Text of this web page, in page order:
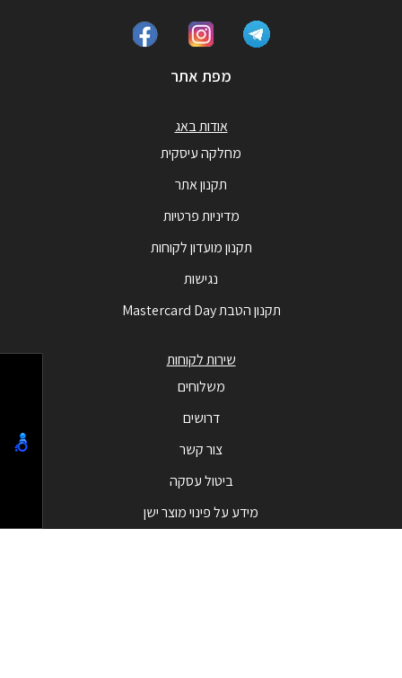
מפת אתר
אודות באג
מחלקה עיסקית
תקנון אתר
מדיניות פרטיות
תקנון מועדון לקוחות
נגישות
תקנון הטבת Mastercard Day
שירות לקוחות
משלוחים
דרושים
צור קשר
ביטול עסקה
מידע על פינוי מוצר ישן